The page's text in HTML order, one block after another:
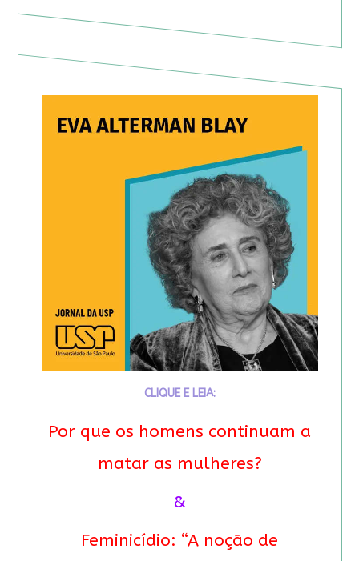
CLIQUE E LEIA:
Por que os homens continuam a
matar as mulheres?
&
Feminicídio: “A noção de